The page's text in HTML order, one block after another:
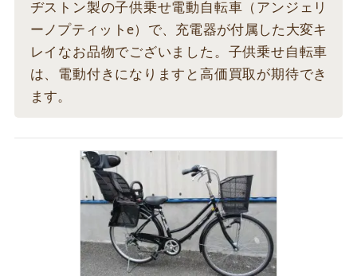
ヂストン製の子供乗せ電動自転車（アンジェリ
ーノプティットe）で、充電器が付属した大変キ
レイなお品物でございました。子供乗せ自転車
は、電動付きになりますと高価買取が期待でき
ます。